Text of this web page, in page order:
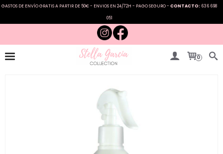
GASTOS DE ENVÍO GRATIS A PARTIR DE 50€ - ENVIOS EN 24/72H - PAGO SEGURO - CONTACTO: 636 698
051
0